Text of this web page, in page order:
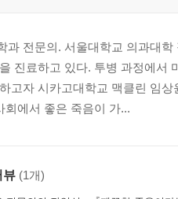
과 전문의. 서울대학교 의과대
진료하고 있다. 투병 과정에서
고자 시카고대학교 맥클린 임
회에서 좋은 죽음이 가...
뷰 (1개)